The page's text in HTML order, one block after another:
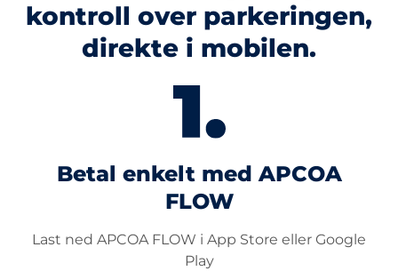
kontroll over parkeringen,
direkte i mobilen.
Betal enkelt med APCOA
FLOW
Last ned APCOA FLOW i App Store eller Google
Play